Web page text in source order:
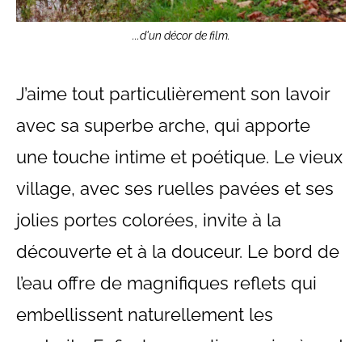
...d'un décor de film.
J’aime tout particulièrement son lavoir
avec sa superbe arche, qui apporte
une touche intime et poétique. Le vieux
village, avec ses ruelles pavées et ses
jolies portes colorées, invite à la
découverte et à la douceur. Le bord de
l’eau offre de magnifiques reflets qui
embellissent naturellement les